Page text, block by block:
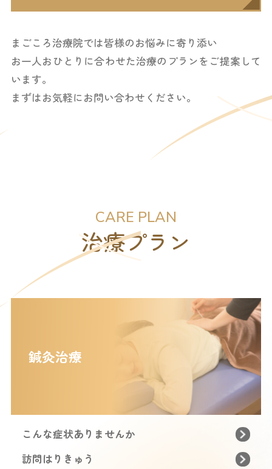
まごころ治療院では皆様のお悩みに寄り添い
お一人おひとりに合わせた治療のプランをご提案して
います。
まずはお気軽にお問い合わせください。
CARE PLAN
治療プラン
鍼灸治療
こんな症状ありませんか
訪問はりきゅう